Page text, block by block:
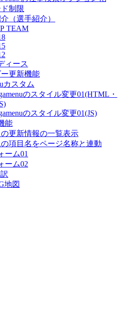
制限
（選手紹介）
TEAM
ィース
更新機能
カスタム
のスタイル変更01(HTML・
のスタイル変更01(JS)
能
更新情報の一覧表示
項目名をページ名称と連動
ーム01
ーム02
地図